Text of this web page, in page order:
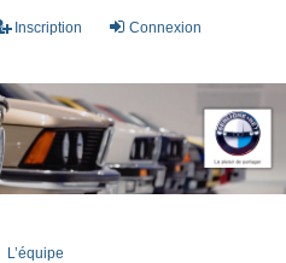
Connexion
Inscription
L’équipe